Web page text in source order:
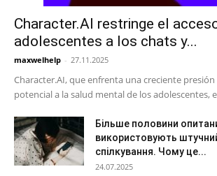
Character.AI restringe el
adolescentes a los chats y...
maxwelhelp - 27.11.2025
Character.AI, que enfrenta una creciente
potencial a la salud mental de los adolescentes,
Більше половини
використовують
спілкування. Чому це...
24.07.2025